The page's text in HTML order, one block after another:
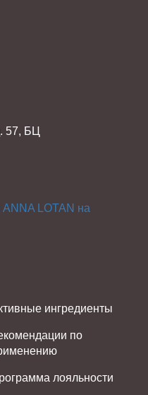
57, БЦ
ингредиенты
по
лояльности